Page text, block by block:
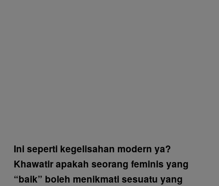
Ini seperti kegelisahan modern ya?
Khawatir apakah seorang feminis yang
“baik” boleh menikmati sesuatu yang